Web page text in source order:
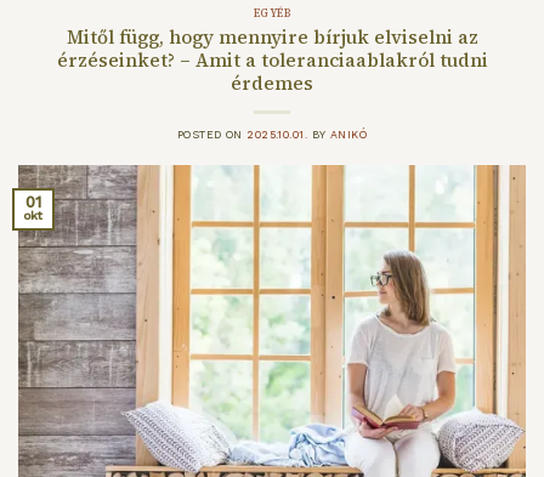
EGYÉB
Mitől függ, hogy mennyire bírjuk elviselni az
érzéseinket? – Amit a toleranciaablakról tudni
érdemes
POSTED ON 2025.10.01. BY ANIKÓ
01
okt